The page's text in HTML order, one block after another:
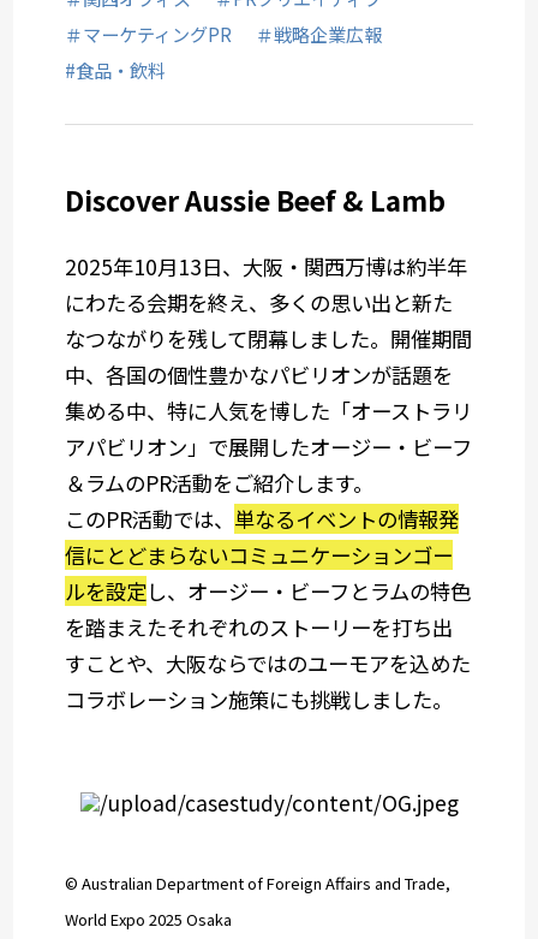
＃マーケティングPR
＃戦略企業広報
#食品・飲料
Discover Aussie Beef & Lamb
2025年10月13日、大阪・関西万博は約半年
にわたる会期を終え、多くの思い出と新た
なつながりを残して閉幕しました。開催期間
中、各国の個性豊かなパビリオンが話題を
集める中、特に人気を博した「オーストラリ
アパビリオン」で展開したオージー・ビーフ
＆ラムのPR活動をご紹介します。
このPR活動では、 単なるイベントの情報発
信にとどまらないコミュニケーションゴー
ルを設定し、オージー・ビーフとラムの特色
を踏まえたそれぞれのストーリーを打ち出
すことや、大阪ならではのユーモアを込めた
コラボレーション施策にも挑戦しました。
© Australian Department of Foreign Affairs and Trade,
World Expo 2025 Osaka
まとめ
関西オフィス